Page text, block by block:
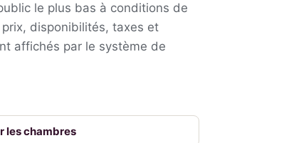
le plus bas à conditions de
disponibilités, taxes et
affichés par le système de
les chambres